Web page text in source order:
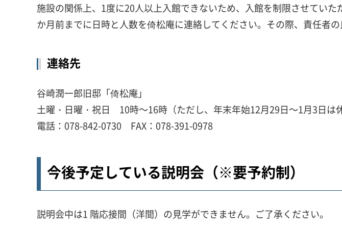
施設の関係上、1度に20人以上入館できないため、入館を制限させてい
か月前までに日時と人数を倚松庵に連絡してください。その際、責任者
連絡先
谷崎潤一郎旧邸「倚松庵」
土曜・日曜・祝日 10時～16時（ただし、年末年始12月29日～1月3日は休
電話：078-842-0730 FAX：078-391-0978
今後予定している説明会（※要予約制）
説明会中は1 階応接間（洋間）の見学ができません。ご了承ください。